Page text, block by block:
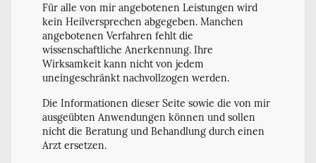
Für alle von mir angebotenen Leistungen wird
kein Heilversprechen abgegeben. Manchen
angebotenen Verfahren fehlt die
wissenschaftliche Anerkennung. Ihre
Wirksamkeit kann nicht von jedem
uneingeschränkt nachvollzogen werden.
Die Informationen dieser Seite sowie die von mir
ausgeübten Anwendungen können und sollen
nicht die Beratung und Behandlung durch einen
Arzt ersetzen.